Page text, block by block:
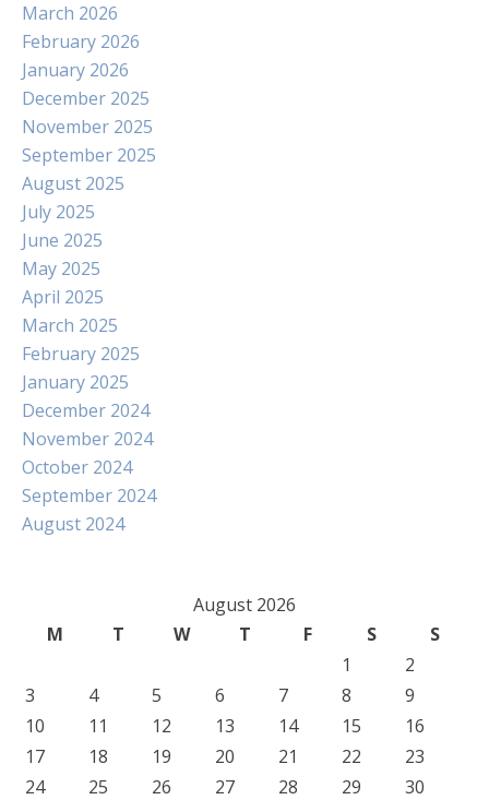
March 2026
February 2026
January 2026
December 2025
November 2025
September 2025
August 2025
July 2025
June 2025
May 2025
April 2025
March 2025
February 2025
January 2025
December 2024
November 2024
October 2024
September 2024
August 2024
August 2026
M
T W T F S
S
1
2
3
4 5 6 7 8
9
10
11 12 13 14 15
16
17
18 19 20 21 22
23
24
25 26 27 28 29
30